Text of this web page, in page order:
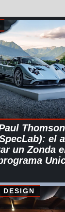
Thomson
el
un Zonda
DESIGN